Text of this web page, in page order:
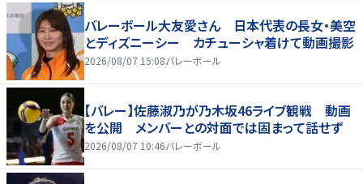
バレーボール大友愛さん 日本代表の長女・美空
とディズニーシー カチューシャ着けて動画撮影
2026/08/07 15:08バレーボール
【バレー】佐藤淑乃が乃木坂46ライブ観戦 動画
を公開 メンバーとの対面では固まって話せず
2026/08/07 10:46バレーボール